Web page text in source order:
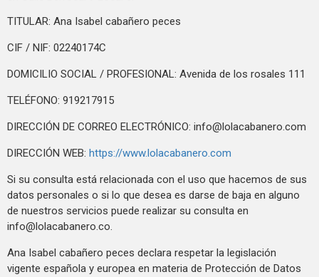
TITULAR: Ana Isabel cabañero peces
CIF / NIF: 02240174C
DOMICILIO SOCIAL / PROFESIONAL: Avenida de los rosales 111
TELÉFONO: 919217915
DIRECCIÓN DE CORREO ELECTRÓNICO: info@lolacabanero.com
DIRECCIÓN WEB: https://www.lolacabanero.com
Si su consulta está relacionada con el uso que hacemos de sus
datos personales o si lo que desea es darse de baja en alguno
de nuestros servicios puede realizar su consulta en
info@lolacabanero.co.
Ana Isabel cabañero peces declara respetar la legislación
vigente española y europea en materia de Protección de Datos